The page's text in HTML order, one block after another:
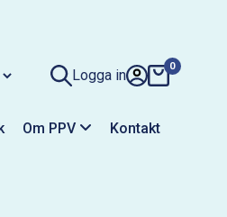
Logga in
0
Om PPV Kontakt